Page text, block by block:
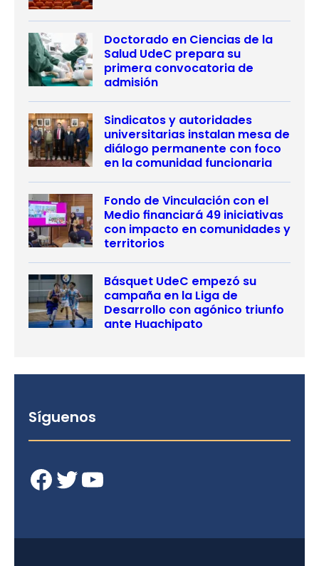
Doctorado en Ciencias de la
Salud UdeC prepara su
primera convocatoria de
admisión
Sindicatos y autoridades
universitarias instalan mesa de
diálogo permanente con foco
en la comunidad funcionaria
Fondo de Vinculación con el
Medio financiará 49 iniciativas
con impacto en comunidades y
territorios
Básquet UdeC empezó su
campaña en la Liga de
Desarrollo con agónico triunfo
ante Huachipato
Síguenos
Facebook Twitter YouTube